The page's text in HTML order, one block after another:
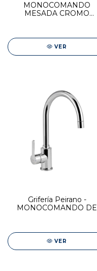
MONOCOMANDO
MESADA CROMO
VER
Grifería Peirano -
MONOCOMANDO DE
VER